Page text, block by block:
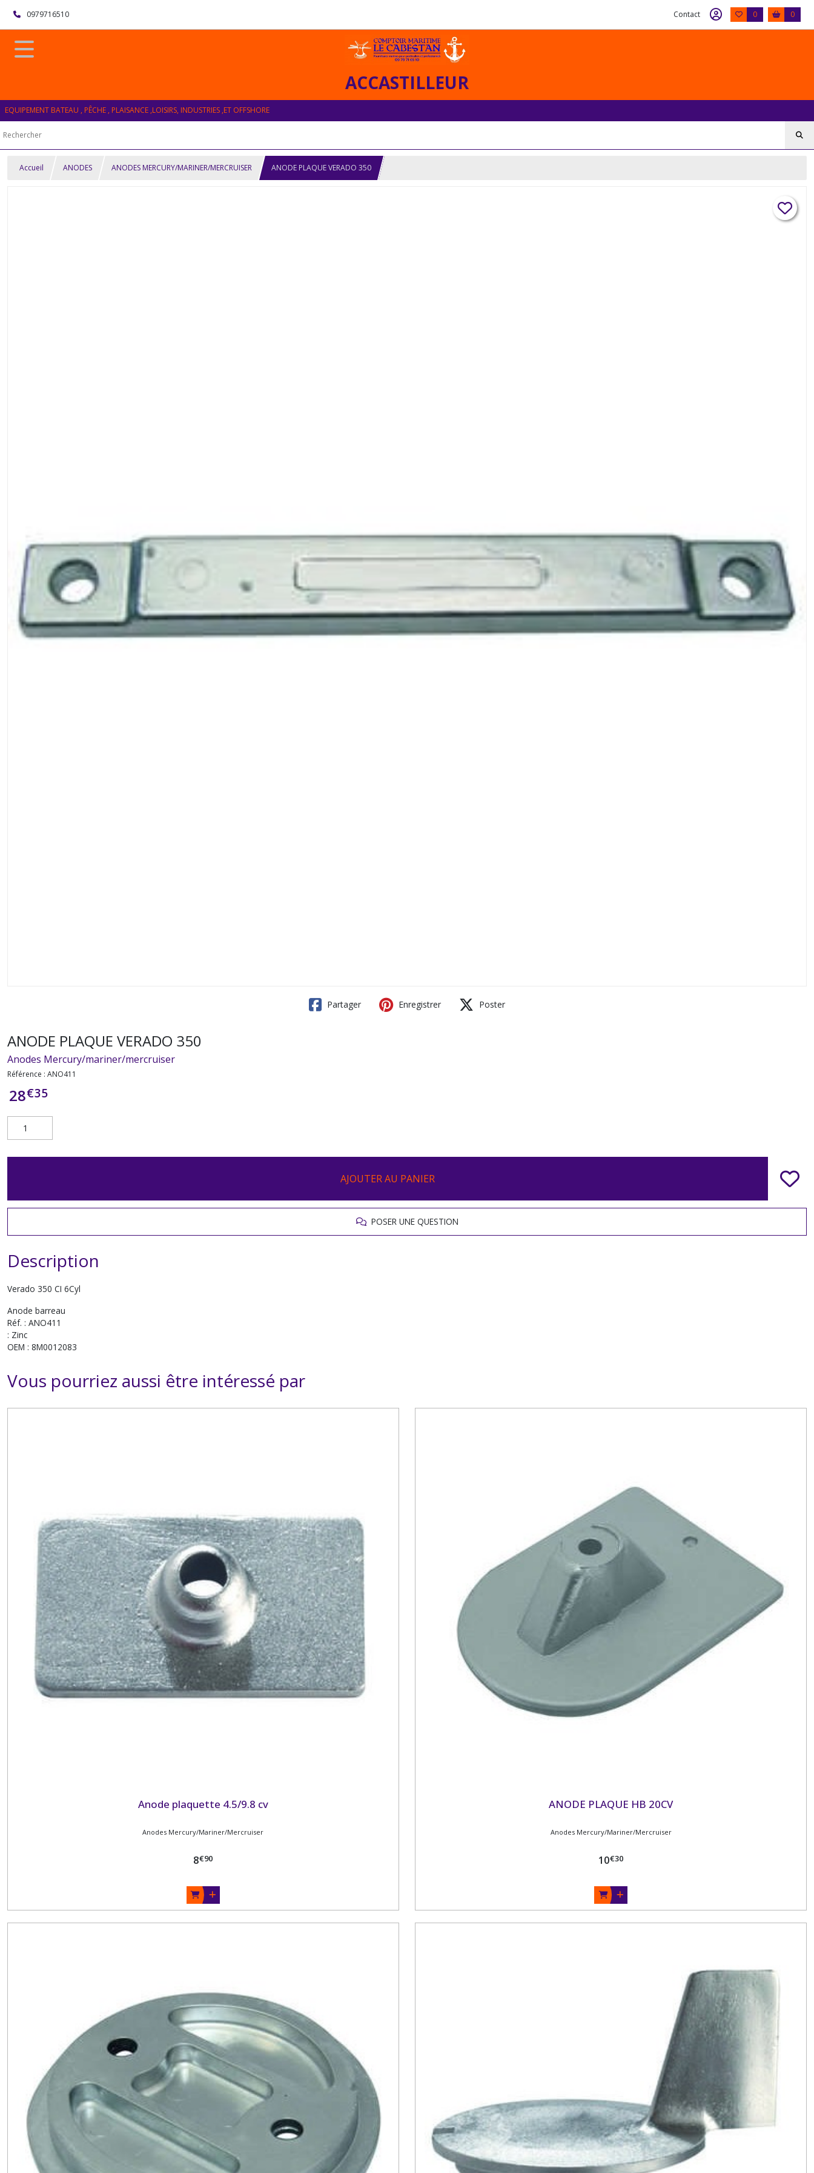
0979716510 Contact 0 0
ACCASTILLEUR
EQUIPEMENT BATEAU , PÊCHE , PLAISANCE ,LOISIRS, INDUSTRIES ,ET OFFSHORE
Accueil ANODES ANODES MERCURY/MARINER/MERCRUISER ANODE PLAQUE VERADO 350
Partager Enregistrer Poster
ANODE PLAQUE VERADO 350
Anodes Mercury/mariner/mercruiser
Référence : ANO411
28€35
AJOUTER AU PANIER
POSER UNE QUESTION
Description
Verado 350 CI 6Cyl
Anode barreau
Réf. : ANO411
: Zinc
OEM : 8M0012083
Vous pourriez aussi être intéressé par
Anode plaquette 4.5/9.8 cv
Anodes Mercury/Mariner/Mercruiser
8€90
ANODE PLAQUE HB 20CV
Anodes Mercury/Mariner/Mercruiser
10€30